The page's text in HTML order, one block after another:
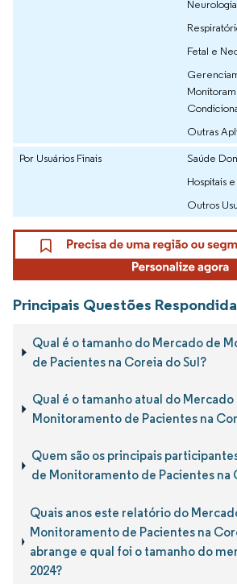
Neurologia
Fetal e
Outras
Por Usuários Finais
Saúde
Hospitais
Outros
Principais Questões
Qual é o tamanho do Mercado de
de Pacientes na Coreia do Sul?
Qual é o tamanho atual do Mercado
Monitoramento de Pacientes na
Quem são os principais
de Monitoramento de Pacientes na
Quais anos este relatório do
Monitoramento de Pacientes na
abrange e qual foi o tamanho do
2024?